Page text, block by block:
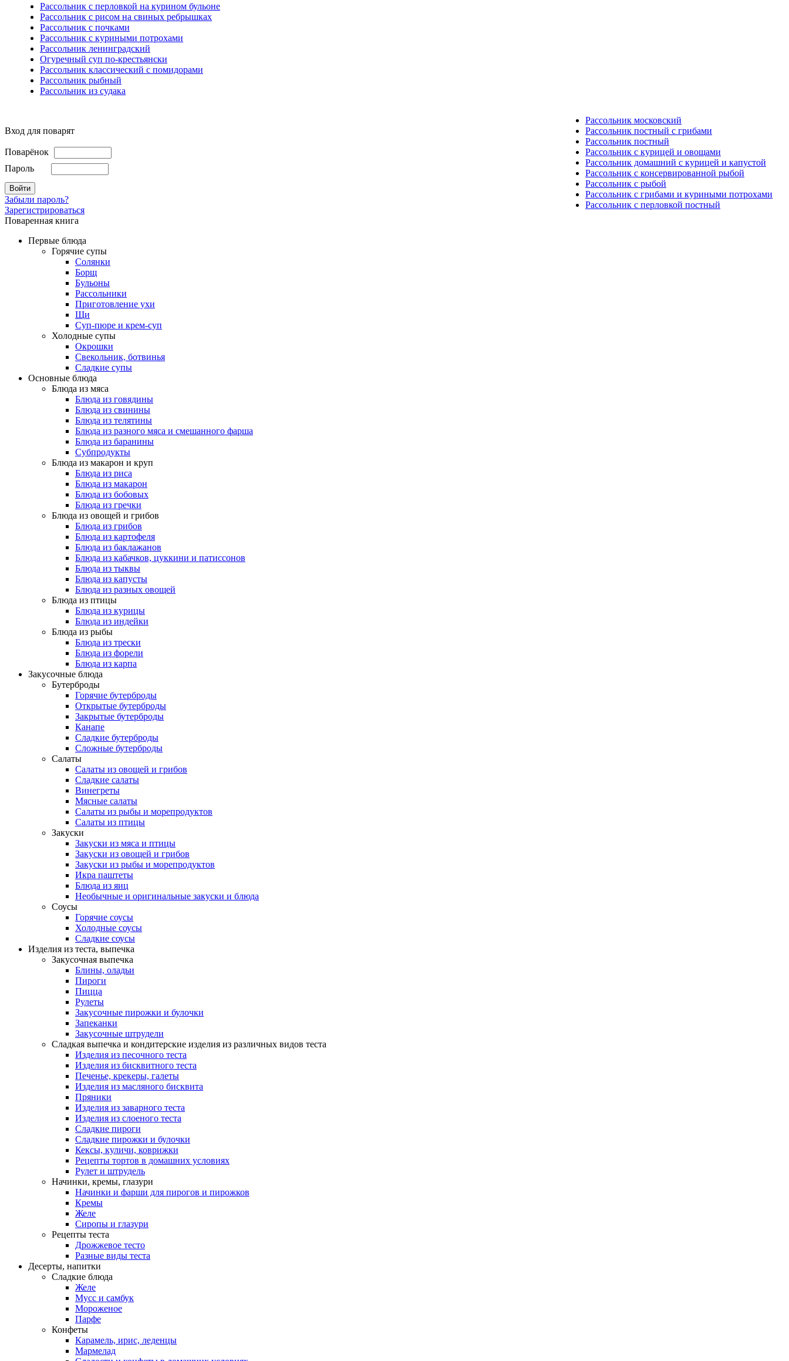
Рассольник с перловкой на курином бульоне
Рассольник с рисом на свиных ребрышках
Рассольник с почками
Рассольник с куриными потрохами
Рассольник ленинградский
Огуречный суп по-крестьянски
Рассольник классический с помидорами
Рассольник рыбный
Рассольник из судака
Рассольник московский
Рассольник постный с грибами
Рассольник постный
Рассольник с курицей и овощами
Рассольник домашний с курицей и капустой
Рассольник с консервированной рыбой
Рассольник с рыбой
Рассольник с грибами и куриными потрохами
Рассольник с перловкой постный
Вход для поварят
Поварёнок
Пароль
Забыли пароль?
Зарегистрироваться
Поваренная книга
Первые блюда
Горячие супы
Солянки
Борщ
Бульоны
Рассольники
Приготовление ухи
Щи
Суп-пюре и крем-суп
Холодные супы
Окрошки
Свекольник, ботвинья
Cладкие супы
Основные блюда
Блюда из мяса
Блюда из говядины
Блюда из свинины
Блюда из телятины
Блюда из разного мяса и смешанного фарша
Блюда из баранины
Субпродукты
Блюда из макарон и круп
Блюда из риса
Блюда из макарон
Блюда из бобовых
Блюда из гречки
Блюда из овощей и грибов
Блюда из грибов
Блюда из картофеля
Блюда из баклажанов
Блюда из кабачков, цуккини и патиссонов
Блюда из тыквы
Блюда из капусты
Блюда из разных овощей
Блюда из птицы
Блюда из курицы
Блюда из индейки
Блюда из рыбы
Блюда из трески
Блюда из форели
Блюда из карпа
Закусочные блюда
Бутерброды
Горячие бутерброды
Открытые бутерброды
Закрытые бутерброды
Канапе
Сладкие бутерброды
Сложные бутерброды
Салаты
Салаты из овощей и грибов
Сладкие салаты
Винегреты
Мясные салаты
Салаты из рыбы и морепродуктов
Салаты из птицы
Закуски
Закуски из мяса и птицы
Закуски из овощей и грибов
Закуски из рыбы и морепродуктов
Икра паштеты
Блюда из яиц
Необычные и оригинальные закуски и блюда
Соусы
Горячие соусы
Холодные соусы
Сладкие соусы
Изделия из теста, выпечка
Закусочная выпечка
Блины, оладьи
Пироги
Пицца
Рулеты
Закусочные пирожки и булочки
Запеканки
Закусочные штрудели
Сладкая выпечка и кондитерские изделия из различных видов теста
Изделия из песочного теста
Изделия из бисквитного теста
Печенье, крекеры, галеты
Изделия из масляного бисквита
Пряники
Изделия из заварного теста
Изделия из слоеного теста
Сладкие пироги
Сладкие пирожки и булочки
Кексы, куличи, коврижки
Рецепты тортов в домашних условиях
Рулет и штрудель
Начинки, кремы, глазури
Начинки и фарши для пирогов и пирожков
Кремы
Желе
Сиропы и глазури
Рецепты теста
Дрожжевое тесто
Разные виды теста
Десерты, напитки
Сладкие блюда
Желе
Мусс и самбук
Мороженое
Парфе
Конфеты
Карамель, ирис, леденцы
Мармелад